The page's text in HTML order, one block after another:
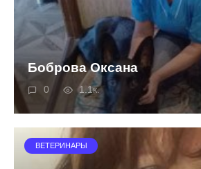
Боброва Оксана
0 1.1к.
ВЕТЕРИНАРЫ